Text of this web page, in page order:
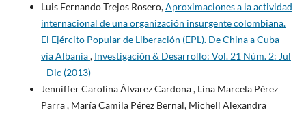
Luis Fernando Trejos Rosero,Aproximaciones a la actividad
internacional de una organización insurgente colombiana.
El Ejército Popular de Liberación (EPL). De China a Cuba
vía Albania, Investigación & Desarrollo: Vol. 21 Núm. 2: Jul
- Dic (2013)
Jenniffer Carolina Álvarez Cardona , Lina Marcela Pérez
Parra , María Camila Pérez Bernal, Michell Alexandra